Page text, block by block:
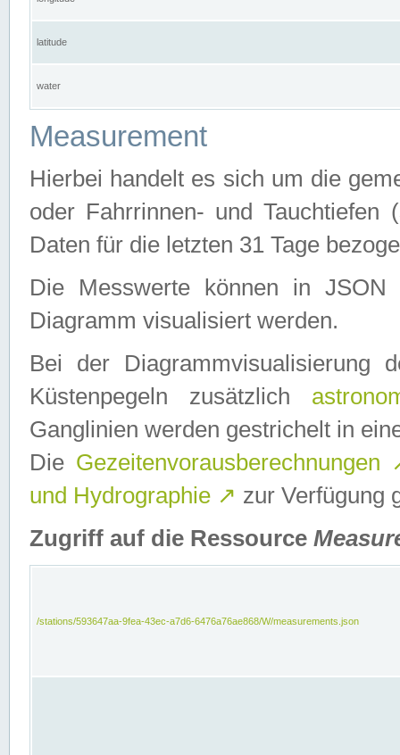
latitude
water
Measurement
Hierbei handelt es sich um die
oder Fahrrinnen- und Tauchtiefen
Daten für die letzten 31 Tage
Die Messwerte können in
Diagramm visualisiert werden.
Bei der Diagrammvisualisierung
Küstenpegeln zusätzlich
Ganglinien werden gestrichelt in
Die Gezeitenvorausberechnungen
und Hydrographie ↗ zur Verfügung
Zugriff auf die Ressource
/stations/593647aa-9fea-43ec-a7d6-6476a76ae868/W/measurements.json